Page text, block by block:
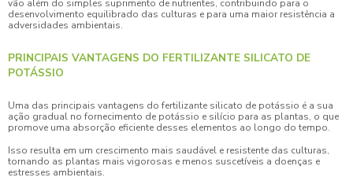
vão além do simples suprimento de nutrientes, contribuindo para o
desenvolvimento equilibrado das culturas e para uma maior resistência a
adversidades ambientais.
PRINCIPAIS VANTAGENS DO FERTILIZANTE SILICATO DE
POTÁSSIO
Uma das principais vantagens do fertilizante silicato de potássio é a sua
ação gradual no fornecimento de potássio e silício para as plantas, o que
promove uma absorção eficiente desses elementos ao longo do tempo.
Isso resulta em um crescimento mais saudável e resistente das culturas,
tornando as plantas mais vigorosas e menos suscetíveis a doenças e
estresses ambientais.